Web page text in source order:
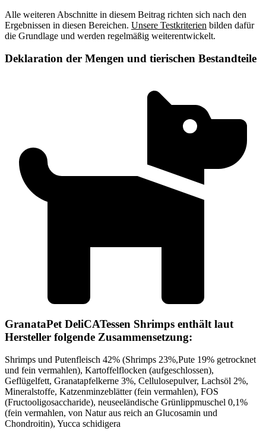
Alle weiteren Abschnitte in diesem Beitrag richten sich nach den
Ergebnissen in diesen Bereichen. Unsere Testkriterien bilden dafür
die Grundlage und werden regelmäßig weiterentwickelt.
Deklaration der Mengen und tierischen Bestandteile
GranataPet DeliCATessen Shrimps enthält laut
Hersteller folgende Zusammensetzung:
Shrimps und Putenfleisch 42% (Shrimps 23%,Pute 19% getrocknet
und fein vermahlen), Kartoffelflocken (aufgeschlossen),
Geflügelfett, Granatapfelkerne 3%, Cellulosepulver, Lachsöl 2%,
Mineralstoffe, Katzenminzeblätter (fein vermahlen), FOS
(Fructooligosaccharide), neuseeländische Grünlippmuschel 0,1%
(fein vermahlen, von Natur aus reich an Glucosamin und
Chondroitin), Yucca schidigera